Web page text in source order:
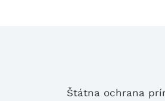
Štátna ochrana